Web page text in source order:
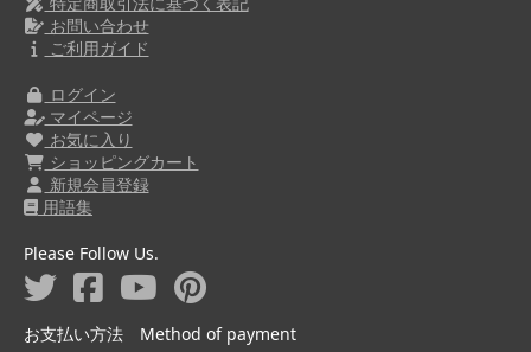
お問い合わせ
ご利用ガイド
ログイン
マイページ
お気に入り
ショッピングカート
新規会員登録
用語集
Please Follow Us.
お支払い方法 Method of payment